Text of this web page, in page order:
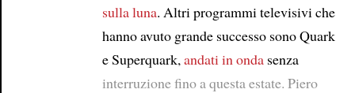
sulla luna. Altri programmi televisivi che
hanno avuto grande successo sono Quark
e Superquark, andati in ondasenza
interruzione fino a questa estate. Piero